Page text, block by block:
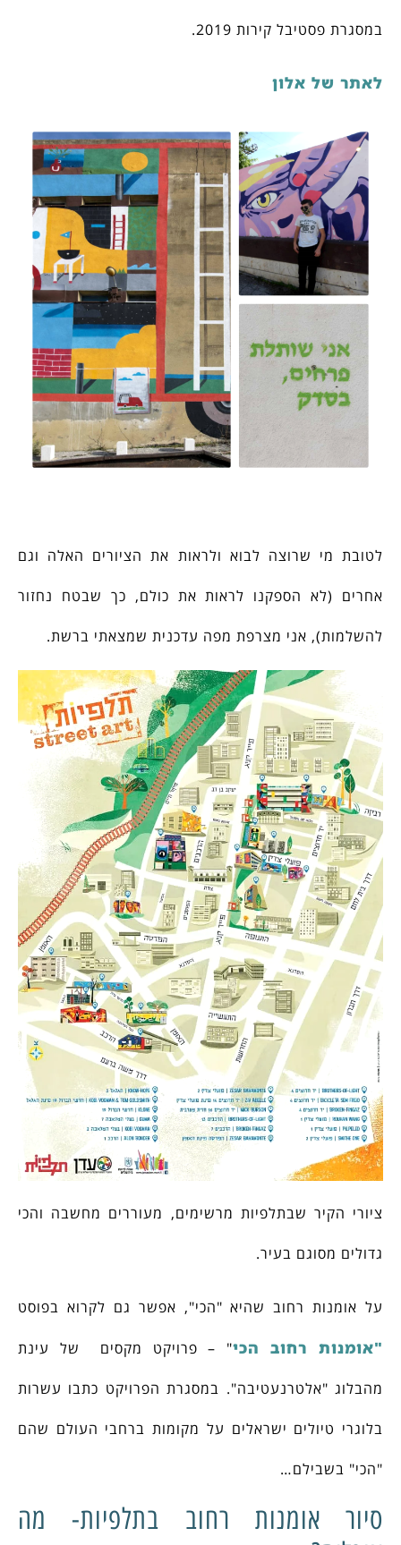
במסגרת פסטיבל קירות 2019.
לאתר של אלון
לטובת מי שרוצה לבוא ולראות את הציורים האלה וגם
אחרים (לא הספקנו לראות את כולם, כך שבטח נחזור
להשלמות), אני מצרפת מפה עדכנית שמצאתי ברשת.
ציורי הקיר שבתלפיות מרשימים, מעוררים מחשבה והכי
גדולים מסוגם בעיר.
על אומנות רחוב שהיא "הכי", אפשר גם לקרוא בפוסט
"אומנות רחוב הכי" – פרויקט מקסים של עינת
מהבלוג "אלטרנעטיבה". במסגרת הפרויקט כתבו עשרות
בלוגרי טיולים ישראלים על מקומות ברחבי העולם שהם
"הכי" בשבילם…
סיור אומנות רחוב בתלפיות- מה